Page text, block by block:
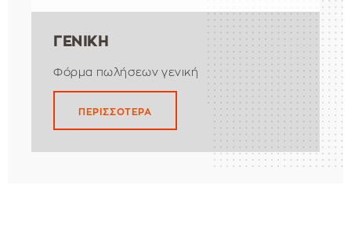
ΓΕΝΙΚΗ
Φόρμα πωλήσεων γενική
ΠΕΡΙΣΣΟΤΕΡΑ